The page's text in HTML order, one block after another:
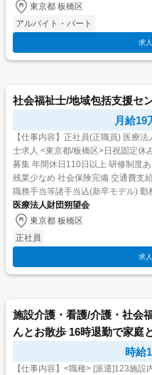
東京都 板橋区
アルバイト・パート
求
社会福祉士/地域包括支援セ
月給19
【仕事内容】正社員(正職員) 医療法人財団朔望会 下赤塚地域包括の社会福祉
士求人 <東京都/板橋区>日祝固定休み/地域包括支援センターでの社会福祉士
募集 年間休日110日以上 研修制度あり 産休・育休・介護休暇取得実績あり
残業少なめ 社会保険完備 交通費支給 退職金あり 給料 月
職務
医療法人財団朔望会
東京都 板橋区
正社員
求
施設介護・看護/介護・社会
んとお散歩 16時退勤で家庭
時給
【仕事内容】<職種> [派遣]123施